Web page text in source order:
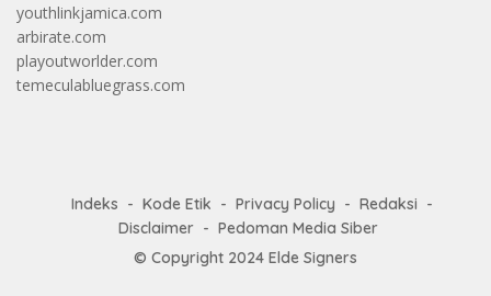
youthlinkjamica.com
arbirate.com
playoutworlder.com
temeculabluegrass.com
Indeks Kode Etik Privacy Policy
Redaksi
Disclaimer
Pedoman Media Siber
© Copyright 2024 Elde Signers